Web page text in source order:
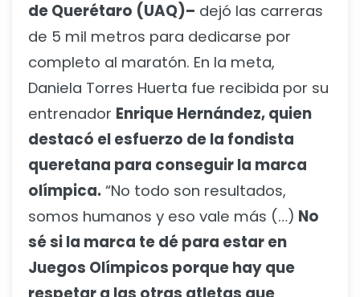
de Querétaro (UAQ)– dejó las carreras
de 5 mil metros para dedicarse por
completo al maratón. En la meta,
Daniela Torres Huerta fue recibida por su
entrenador Enrique Hernández, quien
destacó el esfuerzo de la fondista
queretana para conseguir la marca
olímpica. “No todo son resultados,
somos humanos y eso vale más (…) No
sé si la marca te dé para estar en
Juegos Olímpicos porque hay que